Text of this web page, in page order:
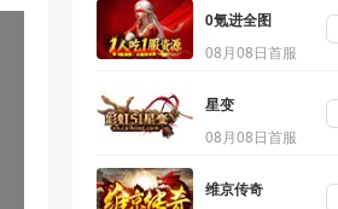
0氪进全图
08月08日首服
星变
08月08日首服
维京传奇